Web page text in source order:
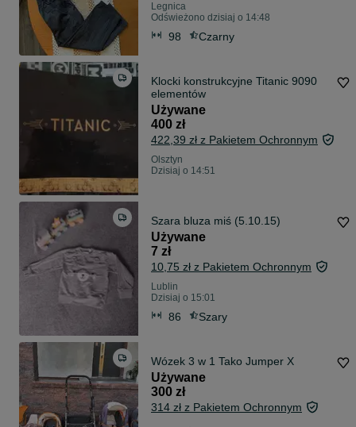
Legnica
Odświeżono dzisiaj o 14:48
98 Czarny
Klocki konstrukcyjne Titanic 9090
elementów
Używane
400 zł
422,39 zł z Pakietem Ochronnym
Olsztyn
Dzisiaj o 14:51
Szara bluza miś (5.10.15)
Używane
7 zł
10,75 zł z Pakietem Ochronnym
Lublin
Dzisiaj o 15:01
86 Szary
Wózek 3 w 1 Tako Jumper X
Używane
300 zł
314 zł z Pakietem Ochronnym